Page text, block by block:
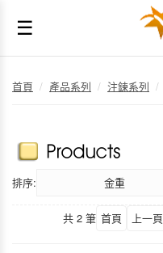
☰
首頁 / 產品系列 / 注鍊系列 /
排序: 金重
共 2 筆 首頁 上一頁